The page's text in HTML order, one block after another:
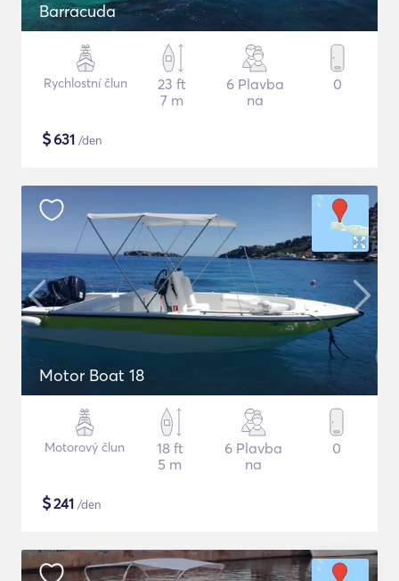
Barracuda
Rychlostní člun
23 ft
7 m
6 Plavba
na
0
$631 /den
Motor Boat 18
Motorový člun
18 ft
5 m
6 Plavba
na
0
$241 /den